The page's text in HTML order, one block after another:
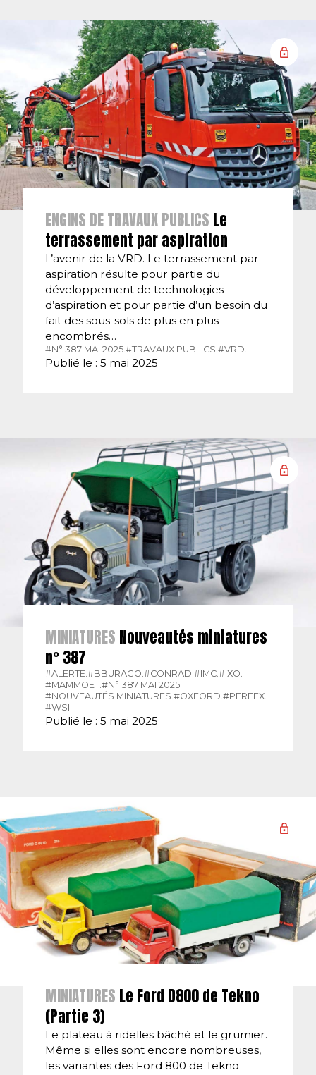
ENGINS DE TRAVAUX PUBLICS Le
terrassement par aspiration
L’avenir de la VRD. Le terrassement par
aspiration résulte pour partie du
développement de technologies
d’aspiration et pour partie d’un besoin du
fait des sous-sols de plus en plus
encombrés…
#N° 387 MAI 2025. #TRAVAUX PUBLICS. #VRD.
Publié le : 5 mai 2025
MINIATURES Nouveautés miniatures
n° 387
#ALERTE.#BBURAGO.#CONRAD.#IMC.#IXO.
#MAMMOET.#N° 387 MAI 2025.
#NOUVEAUTÉS MINIATURES.#OXFORD.#PERFEX.
#WSI.
Publié le : 5 mai 2025
MINIATURES Le Ford D800 de Tekno
(Partie 3)
Le plateau à ridelles bâché et le grumier.
Même si elles sont encore nombreuses,
les variantes des Ford 800 de Tekno